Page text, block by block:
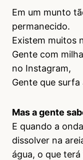
Em um munto
permanecido.
Existem muitos
Gente com
no Instagram,
Gente que
Mas a gente
E quando a
dissolver na
água, o que